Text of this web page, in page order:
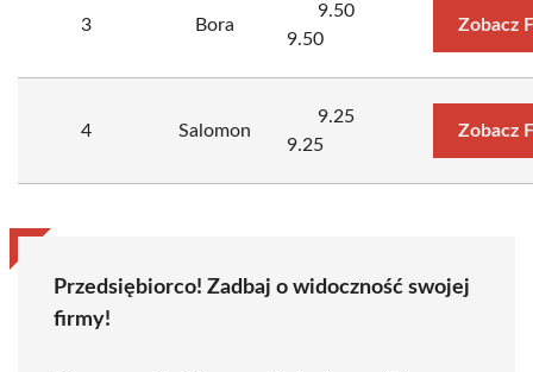
3 Bora
9.50
9.50
Zobacz
4 Salomon
9.25
9.25
Zobacz
Przedsiębiorco! Zadbaj o widoczność swojej
firmy!